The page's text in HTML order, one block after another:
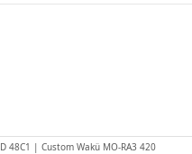
48C1 | Custom Wakü MO-RA3 420